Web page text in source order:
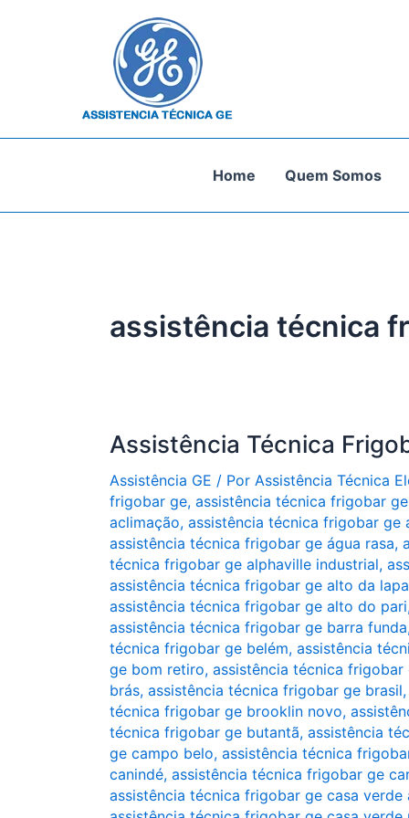
Home Quem Somos
assistência técnica
Assistência Técnica
Assistência GE / Por Assistência Técnica
frigobar ge, assistência técnica frigobar
aclimação, assistência técnica frigobar ge
assistência técnica frigobar ge água rasa,
técnica frigobar ge alphaville industrial,
assistência técnica frigobar ge alto da lapa
assistência técnica frigobar ge alto do pari
assistência técnica frigobar ge barra funda
técnica frigobar ge belém, assistência
ge bom retiro, assistência técnica frigobar
brás, assistência técnica frigobar ge brasil
técnica frigobar ge brooklin novo,
técnica frigobar ge butantã, assistência
ge campo belo, assistência técnica
canindé, assistência técnica frigobar ge
assistência técnica frigobar ge casa verde